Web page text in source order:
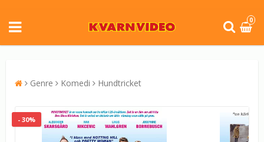
0
Genre Komedi Hundtricket
- 30%